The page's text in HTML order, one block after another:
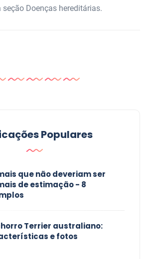
Doenças hereditárias.
Populares
que não deveriam ser
de estimação - 8
Terrier australiano:
e fotos